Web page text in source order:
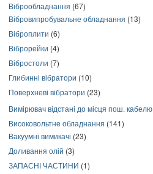
Віброобладнання (67)
Вібровипробувальне обладнання (13)
Віброплити (6)
Віброрейки (4)
Вібростоли (7)
Глибинні вібратори (10)
Поверхневі вібратори (23)
Вимірювач відстані до місця пош. кабелю
Високовольтне обладнання (141)
Вакуумні вимикачі (23)
Доливання олій (3)
ЗАПАСНІ ЧАСТИНИ (1)